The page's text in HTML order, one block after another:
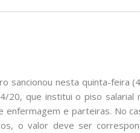
sancionou nesta quinta-feira
20, que institui o piso salarial
enfermagem e parteiras. No
o valor deve ser